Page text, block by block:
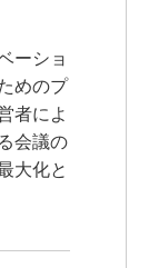
ーショ
めのプ
者によ
会議の
大化と